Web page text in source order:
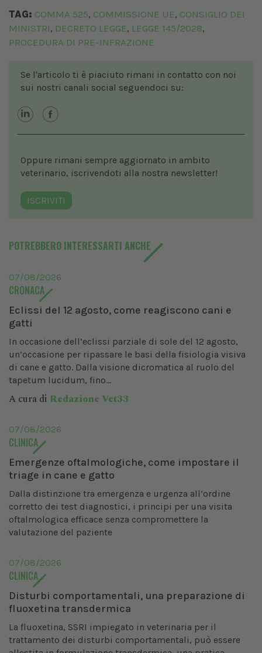
TAG: COMMA 525, COMMISSIONE UE, CONSIGLIO DEI
MINISTRI, DECRETO LEGGE, LEGGE 145/2028,
PROCEDURA DI PRE-INFRAZIONE
Se l'articolo ti è piaciuto rimani in contatto con noi
sui nostri canali social seguendoci su:
Oppure rimani sempre aggiornato in ambito
veterinario, iscrivendoti alla nostra newsletter!
ISCRIVITI
POTREBBERO INTERESSARTI ANCHE
07/08/2026
CRONACA
Eclissi del 12 agosto, come reagiscono cani e
gatti
In occasione dell’eclissi parziale di sole del 12 agosto,
un’occasione per ripassare le basi della fisiologia visiva
di cane e gatto. Dalla visione dicromatica al ruolo del
tapetum lucidum, fino...
A cura di Redazione Vet33
07/08/2026
CLINICA
Emergenze oftalmologiche, come impostare il
triage in cane e gatto
Dalla distinzione tra emergenza e urgenza all’ordine
corretto dei test diagnostici, i principi per una visita
oftalmologica efficace senza compromettere la
valutazione del paziente
07/08/2026
CLINICA
Disturbi comportamentali, una preparazione di
fluoxetina transdermica
La fluoxetina, SSRI impiegato in veterinaria per il
trattamento dei disturbi comportamentali, può essere